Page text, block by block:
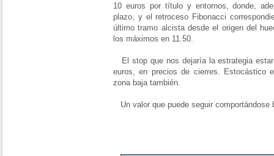
10 euros por título y entornos, donde,
plazo, y el retroceso Fibonacci
último tramo alcista desde el origen del
los máximos en 11.50.
El stop que nos dejaría la estrategia
euros, en precios de cierres. Estocástico
zona baja también.
Un valor que puede seguir comportándose